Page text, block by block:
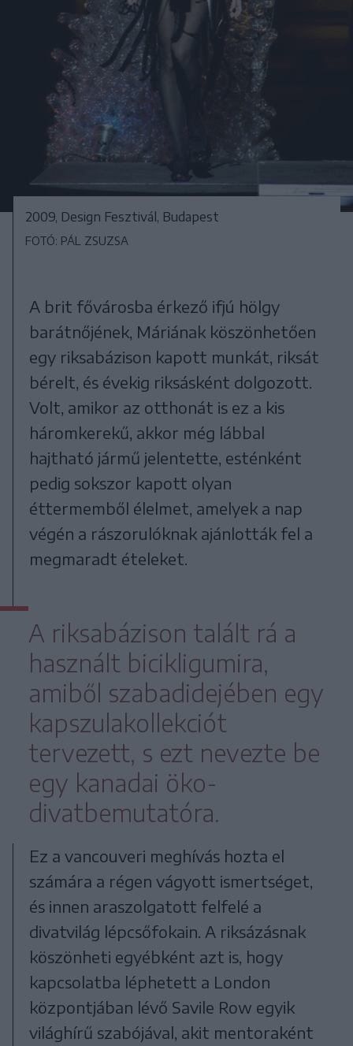
2009, Design Fesztivál, Budapest
FOTÓ: PÁL ZSUZSA
A brit fővárosba érkező ifjú hölgy
barátnőjének, Máriának köszönhetően
egy riksabázison kapott munkát, riksát
bérelt, és évekig riksásként dolgozott.
Volt, amikor az otthonát is ez a kis
háromkerekű, akkor még lábbal
hajtható jármű jelentette, esténként
pedig sokszor kapott olyan
éttermemből élelmet, amelyek a nap
végén a rászorulóknak ajánlották fel a
megmaradt ételeket.
A riksabázison talált rá a
használt bicikligumira,
amiből szabadidejében egy
kapszulakollekciót
tervezett, s ezt nevezte be
egy kanadai öko-
divatbemutatóra.
Ez a vancouveri meghívás hozta el
számára a régen vágyott ismertséget,
és innen araszolgatott felfelé a
divatvilág lépcsőfokain. A riksázásnak
köszönheti egyébként azt is, hogy
kapcsolatba léphetett a London
központjában lévő Savile Row egyik
világhírű szabójával, akit mentoraként